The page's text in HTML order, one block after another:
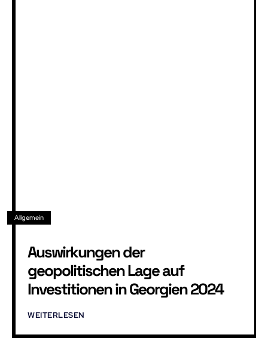
Allgemein
Auswirkungen der
geopolitischen Lage auf
Investitionen in Georgien 2024
WEITERLESEN